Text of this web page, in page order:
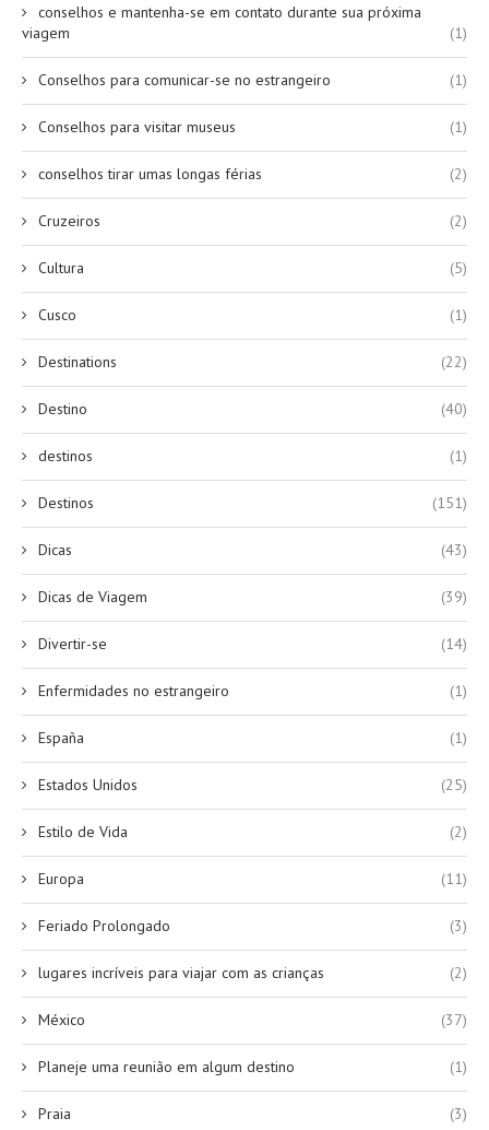
conselhos e mantenha-se em contato durante sua próxima
viagem
(1)
Conselhos para comunicar-se no estrangeiro (1)
Conselhos para visitar museus (1)
conselhos tirar umas longas férias (2)
Cruzeiros (2)
Cultura (5)
Cusco (1)
Destinations (22)
Destino (40)
destinos (1)
Destinos (151)
Dicas (43)
Dicas de Viagem (39)
Divertir-se (14)
Enfermidades no estrangeiro (1)
España (1)
Estados Unidos (25)
Estilo de Vida (2)
Europa (11)
Feriado Prolongado (3)
lugares incríveis para viajar com as crianças (2)
México (37)
Planeje uma reunião em algum destino (1)
Praia (3)